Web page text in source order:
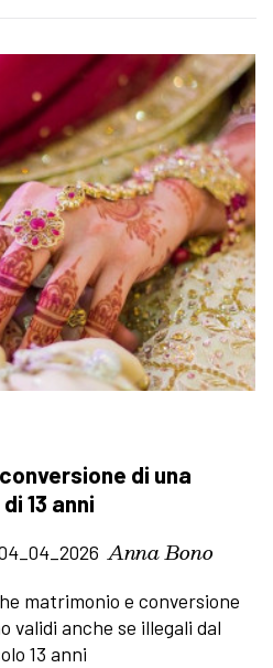
di una
13 anni
Anna Bono
matrimonio e conversione
validi anche se illegali dal
13 anni